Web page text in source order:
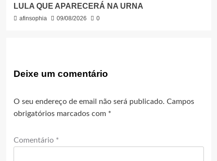
LULA QUE APARECERÁ NA URNA
afinsophia 09/08/2026 0
Deixe um comentário
O seu endereço de email não será publicado. Campos
obrigatórios marcados com *
Comentário *